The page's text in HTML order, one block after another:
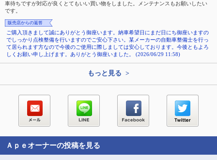
車待ちですが対応が良くとてもいい買い物をしました。メンテナンスもお願いしたい
です。
販売店からの返答
ご購入頂きまして誠にありがとう御座います。納車希望日にまだ日にち御座いますの
でしっかり点検整備を行いますのでご安心下さい。某メーカーの自動車整備士を行っ
て居られます方なので今後のご使用に際しましては安心しております。今後ともよろ
しくお願い申し上げます。ありがとう御座いました。 (2026/06/29 11:58)
もっと見る >
Ａｐｅ オーナーの投稿を見る